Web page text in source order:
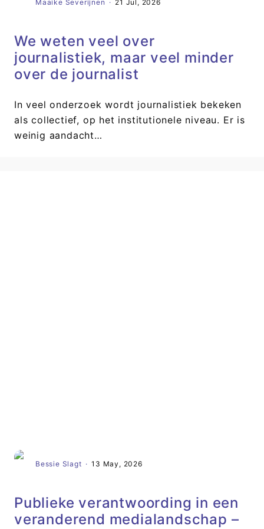
Maaike Severijnen · 21 Jul, 2026
We weten veel over
journalistiek, maar veel minder
over de journalist
In veel onderzoek wordt journalistiek bekeken
als collectief, op het institutionele niveau. Er is
weinig aandacht…
Bessie Slagt · 13 May, 2026
Publieke verantwoording in een
veranderend medialandschap –